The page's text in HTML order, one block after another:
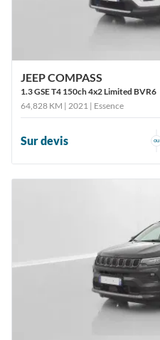
JEEP COMPASS
1.3 GSE T4 150ch 4x2 Limited BVR6
64,828 KM | 2021 | Essence
Sur devis ou